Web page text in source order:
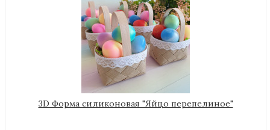
3D Форма силиконовая "Яйцо перепелиное"